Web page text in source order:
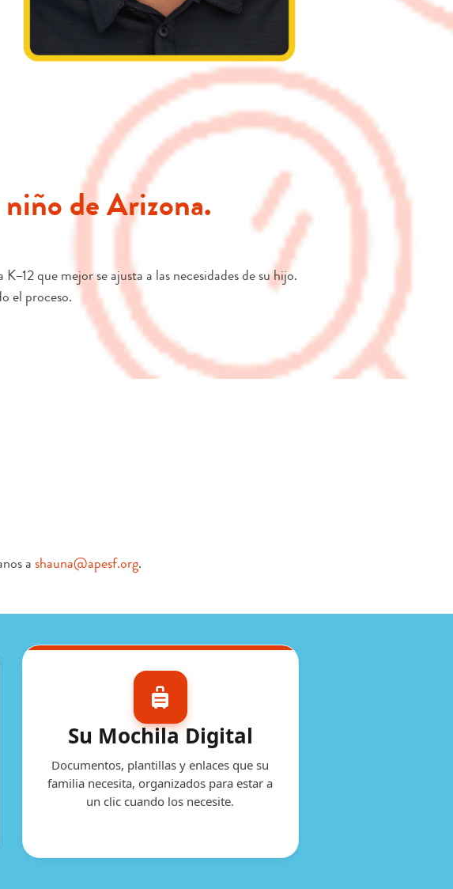
de Arizona.
que mejor se ajusta a las necesidades de su hijo.
el proceso.
ashauna@apesf.org.
Su Mochila Digital
Documentos, plantillas y enlaces que su
familia necesita, organizados para estar a
un clic cuando los necesite.